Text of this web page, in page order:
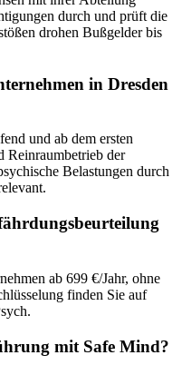
durch und prüft die
drohen Bußgelder bis
in Dresden
und ab dem ersten
Reinraumbetrieb der
Belastungen durch
ab 699 €/Jahr, ohne
finden Sie auf
mit Safe Mind?